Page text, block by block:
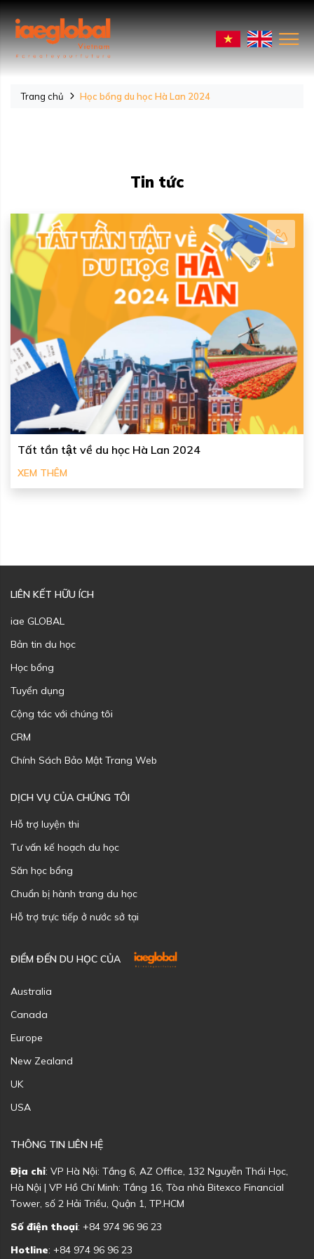
Trang chủ Học bổng du học Hà Lan 2024
Tin tức
Tất tần tật về du học Hà Lan 2024
XEM THÊM
LIÊN KẾT HỮU ÍCH
iae GLOBAL
Bản tin du học
Học bổng
Tuyển dụng
Cộng tác với chúng tôi
CRM
Chính Sách Bảo Mật Trang Web
DỊCH VỤ CỦA CHÚNG TÔI
Hỗ trợ luyện thi
Tư vấn kế hoạch du học
Săn học bổng
Chuẩn bị hành trang du học
Hỗ trợ trực tiếp ở nước sở tại
ĐIỂM ĐẾN DU HỌC CỦA
Australia
Canada
Europe
New Zealand
UK
USA
THÔNG TIN LIÊN HỆ
Địa chỉ: VP Hà Nội: Tầng 6, AZ Office, 132 Nguyễn Thái Học,
Hà Nội | VP Hồ Chí Minh: Tầng 16, Tòa nhà Bitexco Financial
Tower, số 2 Hải Triều, Quận 1, TP.HCM
Số điện thoại: +84 974 96 96 23
Hotline: +84 974 96 96 23